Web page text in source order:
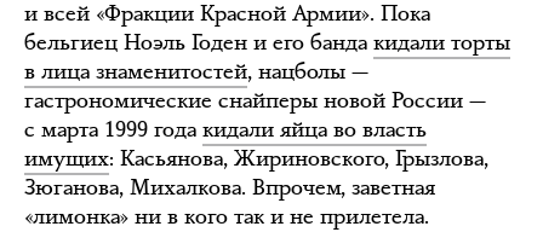
и всей «Фракции Красной Армии». Пока
бельгиец Ноэль Годен и его банда кидали торты
в лица знаменитостей, нацболы —
гастрономические снайперы новой России —
с марта 1999 года кидали яйца во власть
имущих: Касьянова, Жириновского, Грызлова,
Зюганова, Михалкова. Впрочем, заветная
«лимонка» ни в кого так и не прилетела.